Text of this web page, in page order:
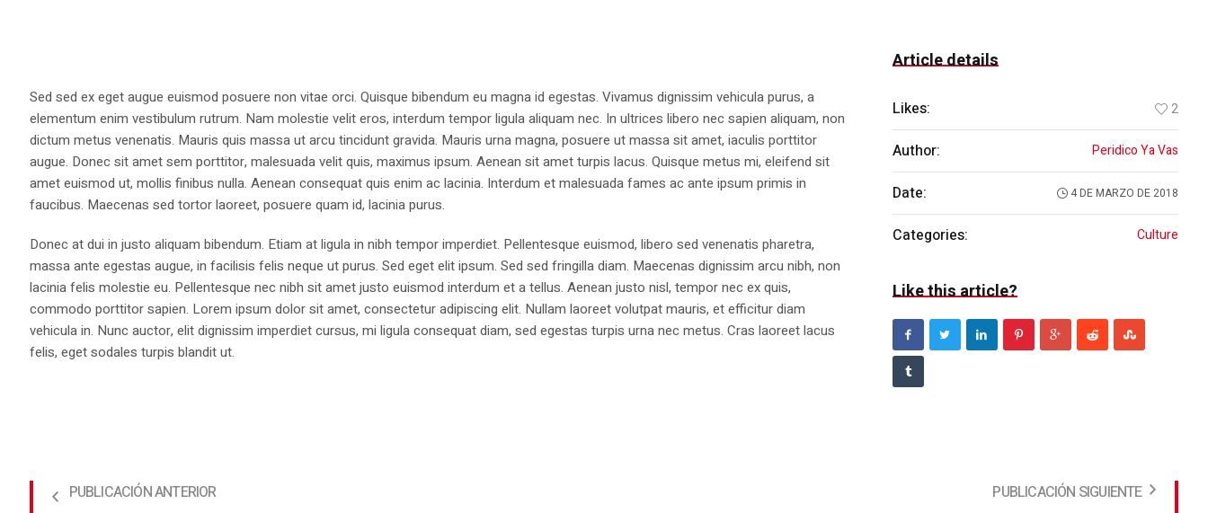
Sed sed ex eget augue euismod posuere non vitae orci. Quisque bibendum eu magna id egestas. Vivamus dignissim vehicula purus, a
elementum enim vestibulum rutrum. Nam molestie velit eros, interdum tempor ligula aliquam nec. In ultrices libero nec sapien aliquam, non
dictum metus venenatis. Mauris quis massa ut arcu tincidunt gravida. Mauris urna magna, posuere ut massa sit amet, iaculis porttitor
augue. Donec sit amet sem porttitor, malesuada velit quis, maximus ipsum. Aenean sit amet turpis lacus. Quisque metus mi, eleifend sit
amet euismod ut, mollis finibus nulla. Aenean consequat quis enim ac lacinia. Interdum et malesuada fames ac ante ipsum primis in
faucibus. Maecenas sed tortor laoreet, posuere quam id, lacinia purus.
Donec at dui in justo aliquam bibendum. Etiam at ligula in nibh tempor imperdiet. Pellentesque euismod, libero sed venenatis pharetra,
massa ante egestas augue, in facilisis felis neque ut purus. Sed eget elit ipsum. Sed sed fringilla diam. Maecenas dignissim arcu nibh, non
lacinia felis molestie eu. Pellentesque nec nibh sit amet justo euismod interdum et a tellus. Aenean justo nisl, tempor nec ex quis,
commodo porttitor sapien. Lorem ipsum dolor sit amet, consectetur adipiscing elit. Nullam laoreet volutpat mauris, et efficitur diam
vehicula in. Nunc auctor, elit dignissim imperdiet cursus, mi ligula consequat diam, sed egestas turpis urna nec metus. Cras laoreet lacus
felis, eget sodales turpis blandit ut.
Article details
Likes: 2
Author: Peridico Ya Vas
Date: 4 DE MARZO DE 2018
Categories: Culture
Like this article?